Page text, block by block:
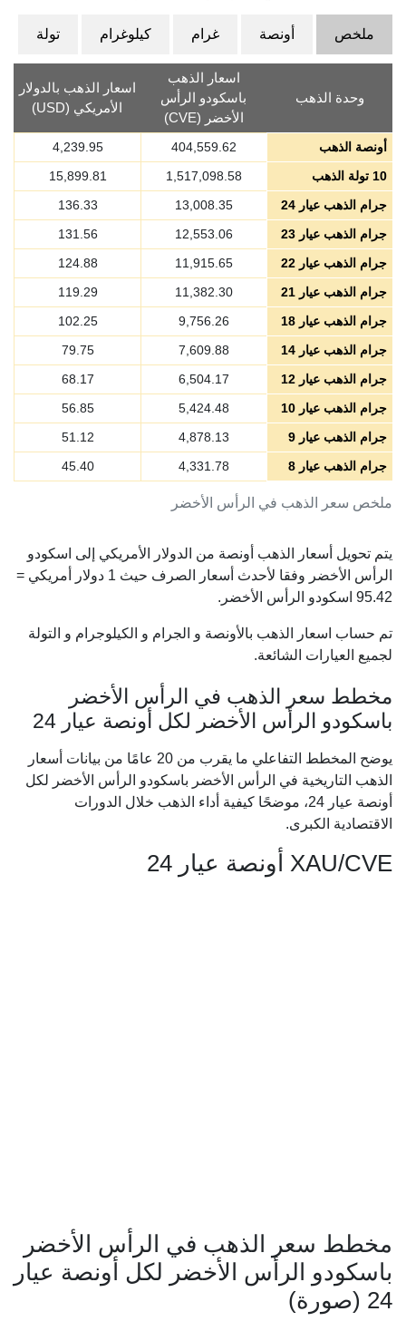
ملخص أونصة غرام كيلوغرام تولة
ملخص سعر الذهب في الرأس الأخضر
وحدة الذهب
اسعار الذهب
باسكودو الرأس
الأخضر (CVE)
اسعار الذهب بالدولار
الأمريكي (USD)
أونصة الذهب 404,559.62
4,239.95
10 تولة الذهب
1,517,098.58
15,899.81
جرام الذهب عيار 24
13,008.35
136.33
جرام الذهب عيار 23
12,553.06
131.56
جرام الذهب عيار 22
11,915.65
124.88
جرام الذهب عيار 21
11,382.30
119.29
جرام الذهب عيار 18
9,756.26
102.25
جرام الذهب عيار 14
7,609.88
79.75
جرام الذهب عيار 12
6,504.17
68.17
جرام الذهب عيار 10
5,424.48
56.85
جرام الذهب عيار 9
4,878.13
51.12
جرام الذهب عيار 8
4,331.78
45.40
يتم تحويل أسعار الذهب أونصة من الدولار الأمريكي إلى اسكودو
الرأس الأخضر وفقا لأحدث أسعار الصرف حيث 1 دولار أمريكي =
95.42 اسكودو الرأس الأخضر.
تم حساب اسعار الذهب بالأونصة و الجرام و الكيلوجرام و التولة
لجميع العيارات الشائعة.
مخطط سعر الذهب في الرأس الأخضر
باسكودو الرأس الأخضر لكل أونصة عيار 24
يوضح المخطط التفاعلي ما يقرب من 20 عامًا من بيانات أسعار
الذهب التاريخية في الرأس الأخضر باسكودو الرأس الأخضر لكل
أونصة عيار 24، موضحًا كيفية أداء الذهب خلال الدورات
الاقتصادية الكبرى.
XAU/CVE أونصة عيار 24
مخطط سعر الذهب في الرأس الأخضر
باسكودو الرأس الأخضر لكل أونصة عيار
24 (صورة)